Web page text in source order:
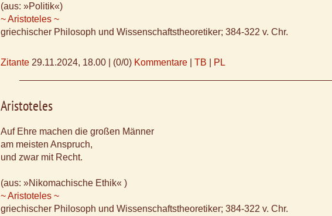
(aus: »Politik«)
~ Aristoteles ~
griechischer Philosoph und Wissenschaftstheoretiker; 384-322 v. Chr.
Zitante 29.11.2024, 18.00 (0/0) Kommentare TB PL
Aristoteles
Auf Ehre machen die großen Männer
am meisten Anspruch,
und zwar mit Recht.
(aus: »Nikomachische Ethik« )
~ Aristoteles ~
griechischer Philosoph und Wissenschaftstheoretiker; 384-322 v. Chr.